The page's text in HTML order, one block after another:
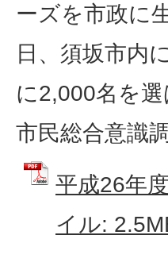
ーズを市政に
日、須坂市内
に2,000名を
市民総合意識
平成26年
イル: